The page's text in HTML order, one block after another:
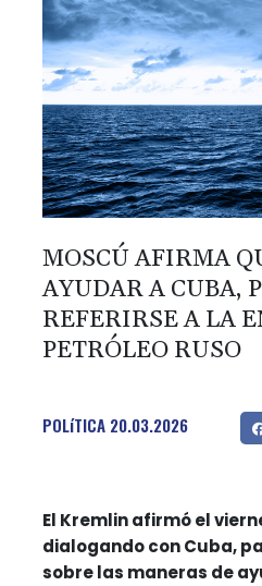
MOSCÚ AFIRMA
AYUDAR A CUBA,
REFERIRSE A LA
PETRÓLEO RUSO
POLíTICA 20.03.2026
El Kremlin afirmó el
dialogando con Cuba,
sobre las maneras de